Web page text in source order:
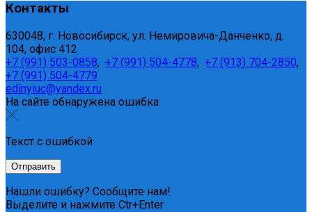
Контакты
630048, г. Новосибирск, ул. Немировича-Данченко, д.
104, офис 412
+7 (991) 503-0858, +7 (991) 504-4778, +7 (913) 704-2850,
+7 (991) 504-4779
edinyiuc@yandex.ru
На сайте обнаружена ошибка
Текст с ошибкой
Нашли ошибку? Сообщите нам!
Выделите и нажмите Ctr+Enter